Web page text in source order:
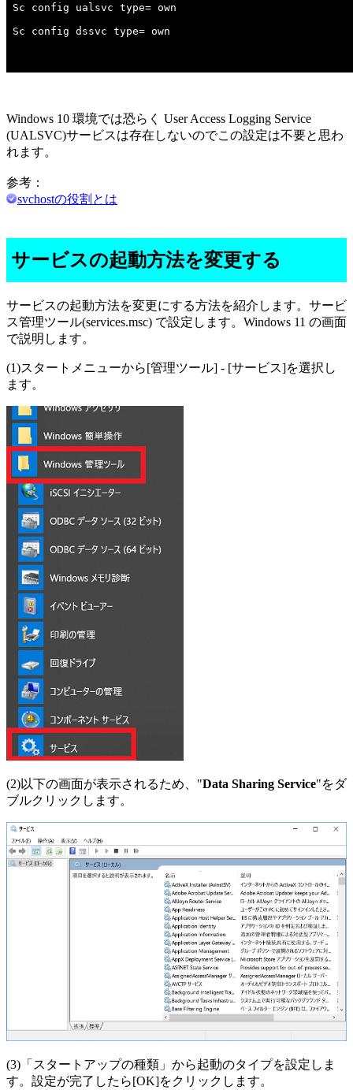
Windows 10 環境では恐らく User Access Logging Service
(UALSVC)サービスは存在しないのでこの設定は不要と思わ
れます。
参考：
svchostの役割とは
サービスの起動方法を変更する
サービスの起動方法を変更にする方法を紹介します。サービ
ス管理ツール(services.msc) で設定します。Windows 11 の画面
で説明します。
(1)スタートメニューから[管理ツール] - [サービス]を選択し
ます。
(2)以下の画面が表示されるため、"Data Sharing Service"をダ
ブルクリックします。
(3)「スタートアップの種類」から起動のタイプを設定しま
す。設定が完了したら[OK]をクリックします。